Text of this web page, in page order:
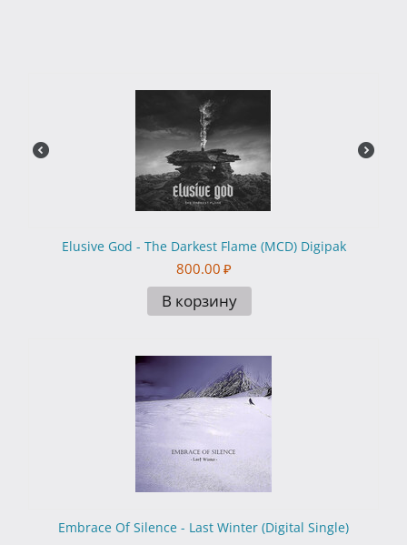
Elusive God - The Darkest Flame (MCD) Digipak
800.00 ₽
В корзину
Embrace Of Silence - Last Winter (Digital Single)